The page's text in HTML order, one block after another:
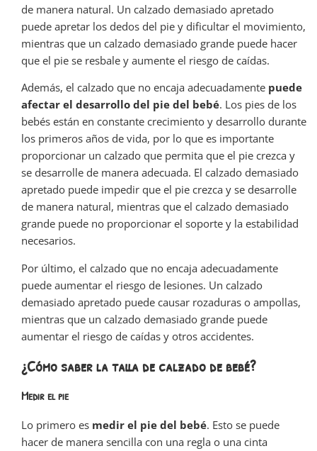
de manera natural. Un calzado demasiado apretado
puede apretar los dedos del pie y dificultar el movimiento,
mientras que un calzado demasiado grande puede hacer
que el pie se resbale y aumente el riesgo de caídas.
Además, el calzado que no encaja adecuadamente puede
afectar el desarrollo del pie del bebé. Los pies de los
bebés están en constante crecimiento y desarrollo durante
los primeros años de vida, por lo que es importante
proporcionar un calzado que permita que el pie crezca y
se desarrolle de manera adecuada. El calzado demasiado
apretado puede impedir que el pie crezca y se desarrolle
de manera natural, mientras que el calzado demasiado
grande puede no proporcionar el soporte y la estabilidad
necesarios.
Por último, el calzado que no encaja adecuadamente
puede aumentar el riesgo de lesiones. Un calzado
demasiado apretado puede causar rozaduras o ampollas,
mientras que un calzado demasiado grande puede
aumentar el riesgo de caídas y otros accidentes.
¿Cómo saber la talla de calzado de bebé?
Medir el pie
Lo primero es medir el pie del bebé. Esto se puede
hacer de manera sencilla con una regla o una cinta